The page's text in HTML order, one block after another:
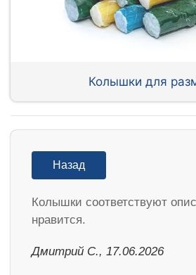
Колышки для
Назад
Колышки соответствуют
нравится.
Дмитрий С., 17.06.2026